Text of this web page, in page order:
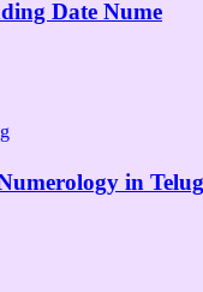
Date Nume
in Telug